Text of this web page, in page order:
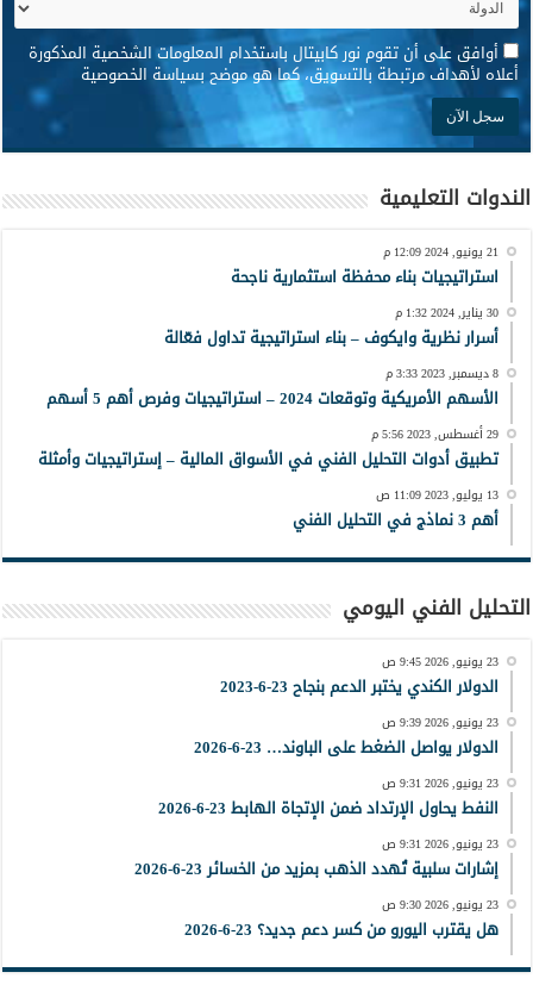
* أوافق على أن تقوم نور كابيتال باستخدام المعلومات الشخصية المذكورة
أعلاه لأهداف مرتبطة بالتسويق، كما هو موضح بسياسة الخصوصية
الندوات التعليمية
21 يونيو, 2024 12:09 م
استراتيجيات بناء محفظة استثمارية ناجحة
30 يناير, 2024 1:32 م
أسرار نظرية وايكوف – بناء استراتيجية تداول فعّالة
8 ديسمبر, 2023 3:33 م
الأسهم الأمريكية وتوقعات 2024 – استراتيجيات وفرص أهم 5 أسهم
29 أغسطس, 2023 5:56 م
تطبيق أدوات التحليل الفني في الأسواق المالية – إستراتيجيات وأمثلة
13 يوليو, 2023 11:09 ص
أهم 3 نماذج في التحليل الفني
التحليل الفني اليومي
23 يونيو, 2026 9:45 ص
الدولار الكندي يختبر الدعم بنجاح 23-6-2023
23 يونيو, 2026 9:39 ص
الدولار يواصل الضغط على الباوند… 23-6-2026
23 يونيو, 2026 9:31 ص
النفط يحاول الإرتداد ضمن الإتجاة الهابط 23-6-2026
23 يونيو, 2026 9:31 ص
إشارات سلبية تُهدد الذهب بمزيد من الخسائر 23-6-2026
23 يونيو, 2026 9:30 ص
هل يقترب اليورو من كسر دعم جديد؟ 23-6-2026